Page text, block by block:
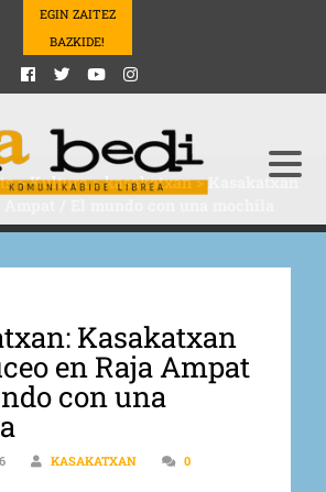
EGIN ZAITEZ
BAZKIDE!
>Kultura>kasakatxan> Kasakatxan
Kasakatxan
en Raja Ampat
con una
KASAKATXAN 0